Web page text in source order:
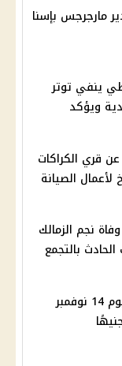
مارجرجس بإسنا
ينفي توتر
ويؤكد
قري الكراكات
الصيانة
نجم الزمالك
بالتجمع
أسعار الأسماك واللحوم اليوم 14 نوفمبر